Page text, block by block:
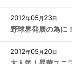
2012年05 月 23日
野球界発展の為に
2012年05 月 20日